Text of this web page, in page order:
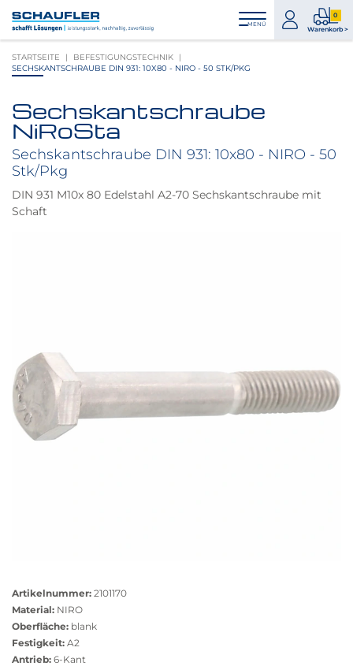
Inhalt
Hauptnavigation
Footernavigation
Logo
Schaufler
verlinkt
zur
MENÜ
zum
Konto
0
Warenkorb >
0
STARTSEITE
BEFESTIGUNGSTECHNIK
SECHSKANTSCHRAUBE DIN 931: 10X80 - NIRO - 50 STK/PKG
Produktbilder
überspringen
Sechskantschraube
NiRoSta
Sechskantschraube DIN 931: 10x80 - NIRO - 50
Stk/Pkg
DIN 931 M10x 80 Edelstahl A2-70 Sechskantschraube mit
Schaft
anzeigen
Artikelnummer: 2101170
Material: NIRO
Oberfläche: blank
Festigkeit: A2
Antrieb: 6-Kant